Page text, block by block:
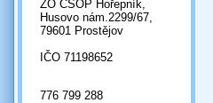
ZO ČSOP Hořepník,
Husovo nám.2299/67,
79601 Prostějov
IČO 71198652
776 799 288